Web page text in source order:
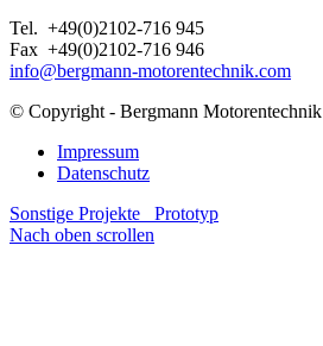
Tel. +49(0)2102-716 945
Fax +49(0)2102-716 946
info@bergmann-motorentechnik.com
© Copyright - Bergmann Motorentechnik
Impressum
Datenschutz
Sonstige Projekte
Prototyp
Nach oben scrollen